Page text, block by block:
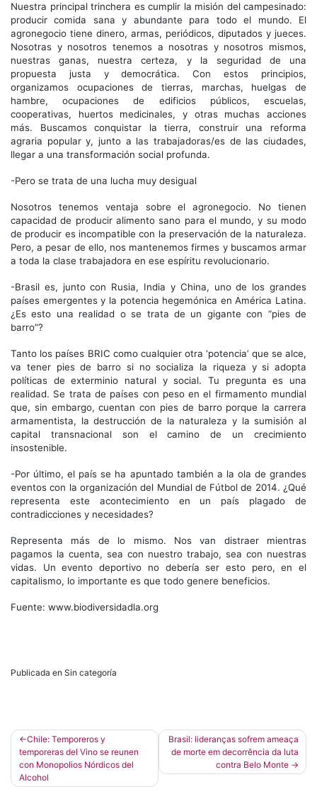
Nuestra principal trinchera es cumplir la misión del campesinado:
producir comida sana y abundante para todo el mundo. El
agronegocio tiene dinero, armas, periódicos, diputados y jueces.
Nosotras y nosotros tenemos a nosotras y nosotros mismos,
nuestras ganas, nuestra certeza, y la seguridad de una
propuesta justa y democrática. Con estos principios,
organizamos ocupaciones de tierras, marchas, huelgas de
hambre, ocupaciones de edificios públicos, escuelas,
cooperativas, huertos medicinales, y otras muchas acciones
más. Buscamos conquistar la tierra, construir una reforma
agraria popular y, junto a las trabajadoras/es de las ciudades,
llegar a una transformación social profunda.
-Pero se trata de una lucha muy desigual
Nosotros tenemos ventaja sobre el agronegocio. No tienen
capacidad de producir alimento sano para el mundo, y su modo
de producir es incompatible con la preservación de la naturaleza.
Pero, a pesar de ello, nos mantenemos firmes y buscamos armar
a toda la clase trabajadora en ese espíritu revolucionario.
-Brasil es, junto con Rusia, India y China, uno de los grandes
países emergentes y la potencia hegemónica en América Latina.
¿Es esto una realidad o se trata de un gigante con “pies de
barro”?
Tanto los países BRIC como cualquier otra ‘potencia’ que se alce,
va tener pies de barro si no socializa la riqueza y si adopta
políticas de exterminio natural y social. Tu pregunta es una
realidad. Se trata de países con peso en el firmamento mundial
que, sin embargo, cuentan con pies de barro porque la carrera
armamentista, la destrucción de la naturaleza y la sumisión al
capital transnacional son el camino de un crecimiento
insostenible.
-Por último, el país se ha apuntado también a la ola de grandes
eventos con la organización del Mundial de Fútbol de 2014. ¿Qué
representa este acontecimiento en un país plagado de
contradicciones y necesidades?
Representa más de lo mismo. Nos van distraer mientras
pagamos la cuenta, sea con nuestro trabajo, sea con nuestras
vidas. Un evento deportivo no debería ser esto pero, en el
capitalismo, lo importante es que todo genere beneficios.
Fuente: www.biodiversidadla.org
Publicada en Sin categoría
Navegación
de
entradas
Chile: Temporeros y
temporeras del Vino se reunen
con Monopolios Nórdicos del
Alcohol
Brasil: lideranças sofrem ameaça
de morte em decorrência da luta
contra Belo Monte